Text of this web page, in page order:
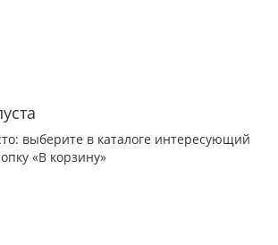
выберите в каталоге интересующий
«В корзину»